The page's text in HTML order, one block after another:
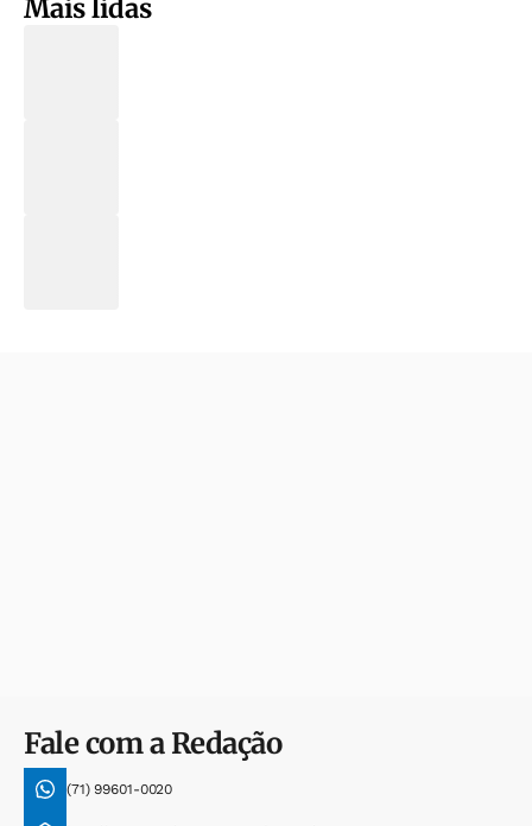
Mais lidas
Fale com a Redação
(71) 99601-0020